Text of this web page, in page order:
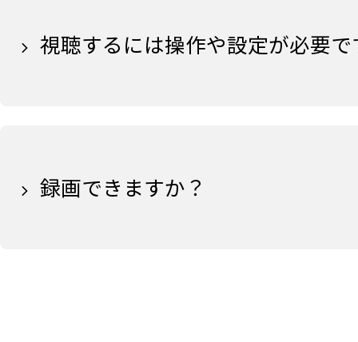
視聴するには操作や設定が必要
録画できますか？